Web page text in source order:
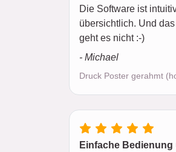
Die Software ist
übersichtlich. Und
geht es nicht :-)
- Michael
Druck Poster gerahmt
Einfache Bedienung